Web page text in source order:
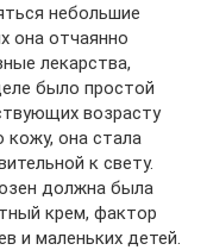
небольшие
она отчаянно
лекарства,
было простой
возрасту
кожу, она стала
к свету.
должна была
крем, фактор
и маленьких детей.